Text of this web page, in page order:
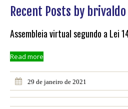
Recent Posts by brivaldo
Assembleia virtual segundo a Lei
Read more
29 de janeiro de 2021